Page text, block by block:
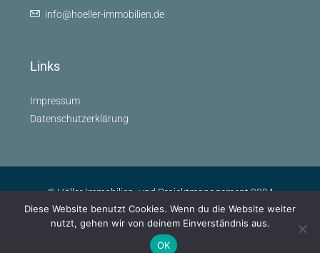
info@hoeller-immobilien.de
Links
Impressum
Datenschutzerklärung
© Höller Immobilien- und Projektmanagement 2024
Diese Website benutzt Cookies. Wenn du die Website weiter
nutzt, gehen wir von deinem Einverständnis aus.
OK